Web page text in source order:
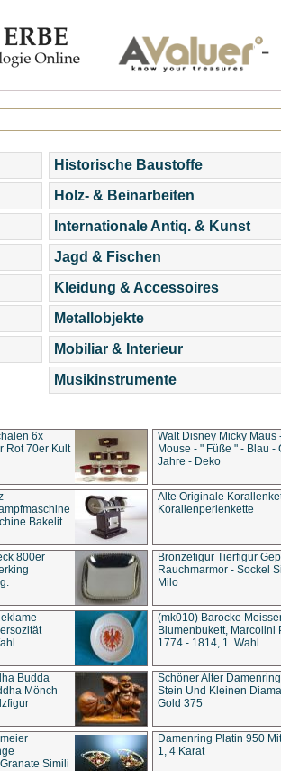
Historische Baustoffe
Holz- & Beinarbeiten
Internationale Antiq. & Kunst
Jagd & Fischen
Kleidung & Accessoires
Metallobjekte
Mobiliar & Interieur
Musikinstrumente
6x
Rot 70er Kult
Walt Disney Micky Maus
Mouse - " Füße " - Blau -
Jahre - Deko
Bakelit
Alte Originale
Korallenperlenkette
800er
Bronzefigur Tierfigur
Rauchmarmor - Sockel
Milo
(mk010) Barocke
Blumenbukett, Marcolini
1774 - 1814, 1. Wahl
Budda
Mönch
Schöner Alter
Stein Und Kleinen
Gold 375
Simili
Damenring Platin 950
1, 4 Karat